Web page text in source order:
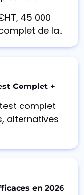
45 000
de la...
Complet +
complet
alternatives
en 2026